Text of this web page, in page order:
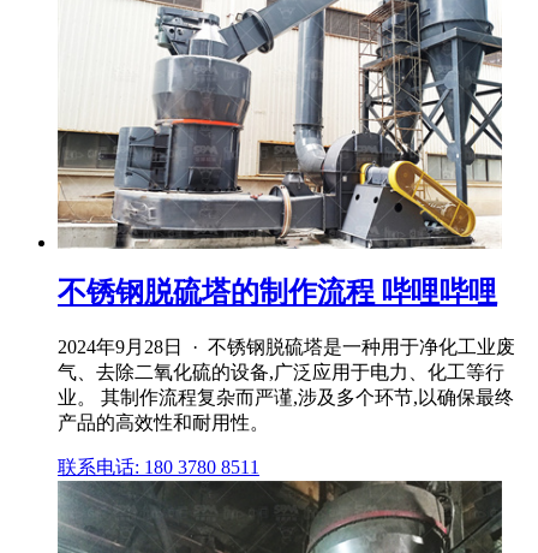
不锈钢脱硫塔的制作流程 哔哩哔哩
2024年9月28日 · 不锈钢脱硫塔是一种用于净化工业废
气、去除二氧化硫的设备,广泛应用于电力、化工等行
业。 其制作流程复杂而严谨,涉及多个环节,以确保最终
产品的高效性和耐用性。
联系电话: 180 3780 8511